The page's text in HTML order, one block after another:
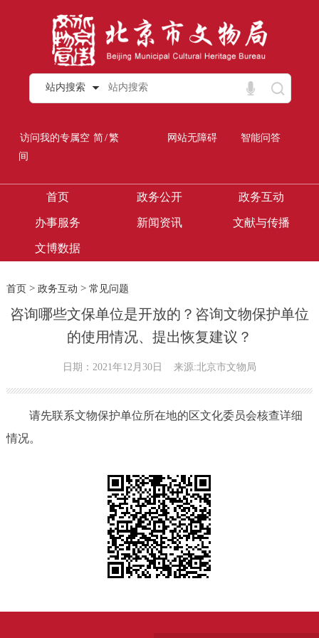
站内搜索
访问我的专属空
间
简/繁 网站无障碍 智能问答
首页 政务公开 政务互动
办事服务 新闻资讯 文献与传播
文博数据
首页> 政务互动 > 常见问题
咨询哪些文保单位是开放的？咨询文物保护单位
的使用情况、提出恢复建议？
日期：2021年12月30日 来源:北京市文物局
请先联系文物保护单位所在地的区文化委员会核查详细
情况。